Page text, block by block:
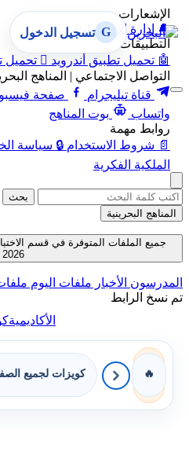
الإشعارات
🔔
إدارة الإشعارات
التطبيقات
🤖 تحميل تطبيق أندرويد  تحميل
التواصل الاجتماعي | المناهج
قناة تيليجرام
صفحة
واتساب
بوت المناهج
روابط مهمة
📄 شروط الاستخدام 🔒 سياسة
الملكية الفكرية
G تسجيل الدخول
بحث
المناهج البحرينية
2026
المدرسون الأخبار ملفات اليوم
تم نسخ الرابط
الأكاديمية
🔥 كويزات لجميع